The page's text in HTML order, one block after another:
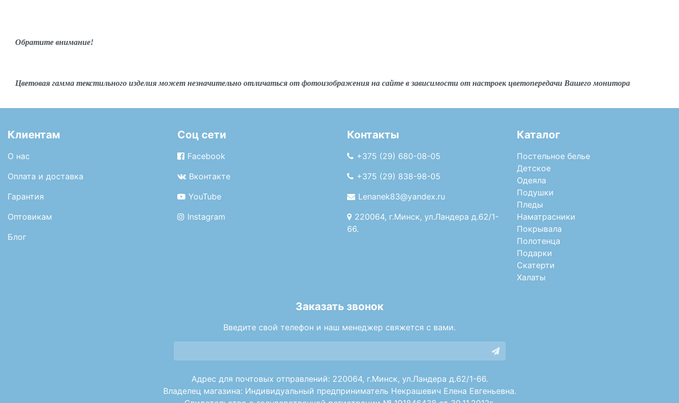
Обратите внимание!
Цветовая гамма текстильного изделия может незначительно отличаться от фотоизображения на сайте в зависимости от настроек цветопередачи Вашего монитора
Клиентам
О нас
Оплата и доставка
Гарантия
Оптовикам
Блог
Соц сети
Facebook
Вконтакте
YouTube
Instagram
Контакты
+375 (29) 680-08-05
+375 (29) 838-98-05
Lenanek83@yandex.ru
220064, г.Минск, ул.Ландера д.62/1-
66.
Каталог
Постельное белье
Детское
Одеяла
Подушки
Пледы
Наматрасники
Покрывала
Полотенца
Подарки
Скатерти
Халаты
Заказать звонок
Введите свой телефон и наш менеджер свяжется с вами.
Адрес для почтовых отправлений: 220064, г.Минск, ул.Ландера д.62/1-66.
Владелец магазина: Индивидуальный предприниматель Некрашевич Елена Евгеньевна.